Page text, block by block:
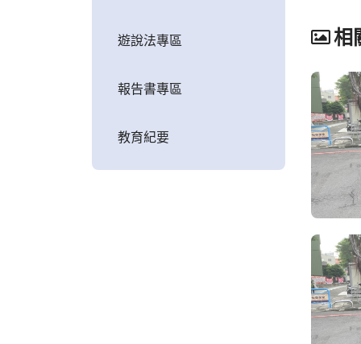
遊說法專區
報告書專區
教育紀要
相